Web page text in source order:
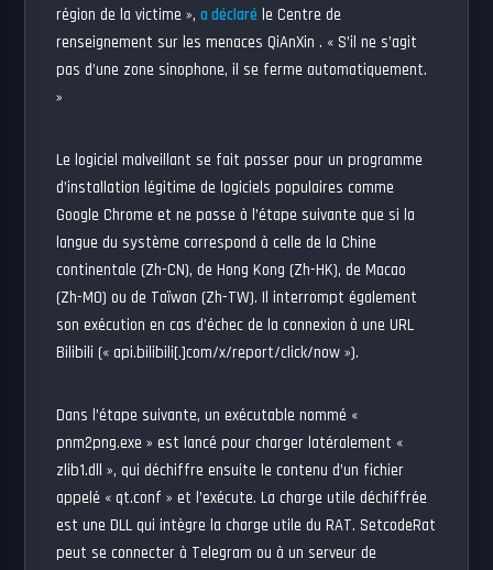
région de la victime »,a déclaré le Centre de
renseignement sur les menaces QiAnXin . « S’il ne s’agit
pas d’une zone sinophone, il se ferme automatiquement.
»
Le logiciel malveillant se fait passer pour un programme
d’installation légitime de logiciels populaires comme
Google Chrome et ne passe à l’étape suivante que si la
langue du système correspond à celle de la Chine
continentale (Zh-CN), de Hong Kong (Zh-HK), de Macao
(Zh-MO) ou de Taïwan (Zh-TW). Il interrompt également
son exécution en cas d’échec de la connexion à une URL
Bilibili (« api.bilibili[.]com/x/report/click/now »).
Dans l’étape suivante, un exécutable nommé «
pnm2png.exe » est lancé pour charger latéralement «
zlib1.dll », qui déchiffre ensuite le contenu d’un fichier
appelé « qt.conf » et l’exécute. La charge utile déchiffrée
est une DLL qui intègre la charge utile du RAT. SetcodeRat
peut se connecter à Telegram ou à un serveur de